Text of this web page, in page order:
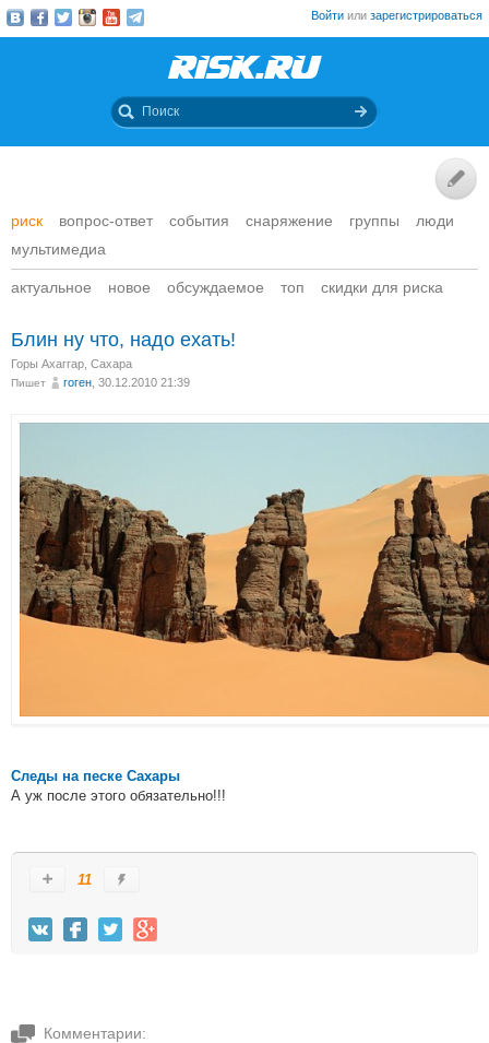
Войти или зарегистрироваться
риск вопрос-ответ события снаряжение группы
люди
мультимедиа
актуальное новое обсуждаемое топ скидки для риска
Блин ну что, надо ехать!
Горы Ахаггар, Сахара
Пишет гоген , 30.12.2010 21:39
Следы на песке Сахары
А уж после этого обязательно!!!
11
Комментарии: